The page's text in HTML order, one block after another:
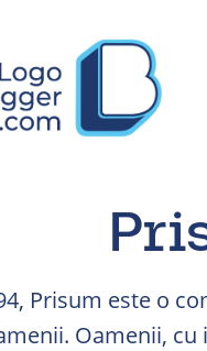
Prisum este o
Oamenii,